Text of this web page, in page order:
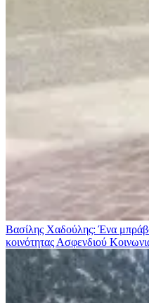
Βασίλης Χαδούλης: Ένα
κοινότητας Ασφενδιού